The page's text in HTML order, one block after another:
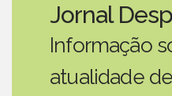
Jornal
Informação
atualidade